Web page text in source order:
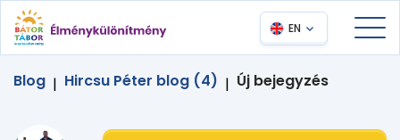
EN
Blog | Hircsu Péter blog (4) | Új bejegyzés